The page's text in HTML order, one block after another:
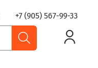
+7 (905) 567-99-33